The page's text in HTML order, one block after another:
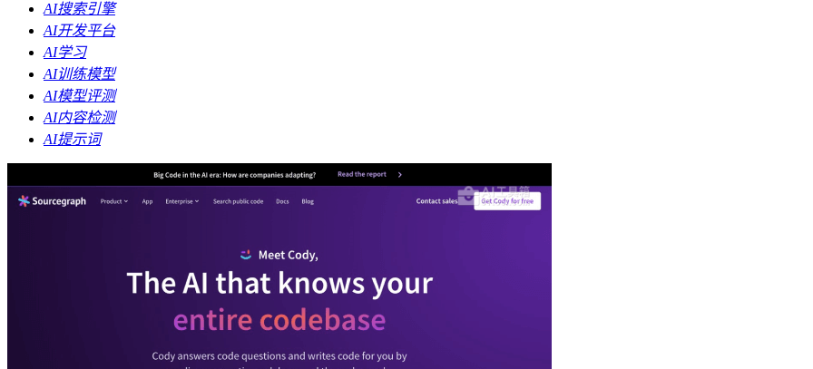
AI搜索引擎
AI开发平台
AI学习
AI训练模型
AI模型评测
AI内容检测
AI提示词